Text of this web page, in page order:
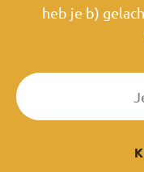
heb je b)